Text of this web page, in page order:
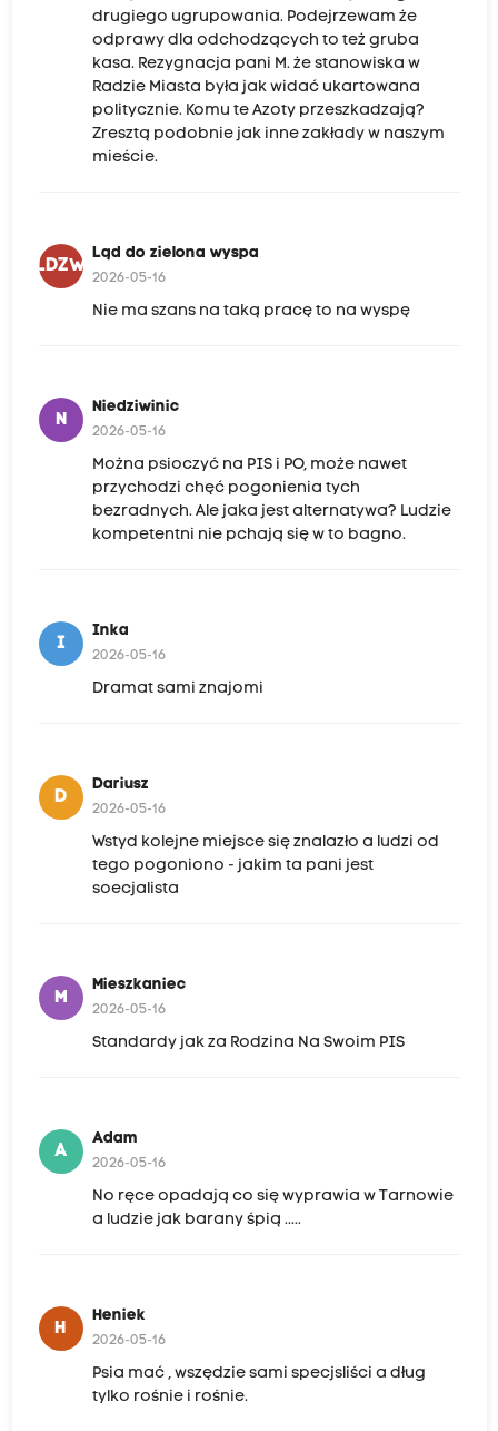
drugiego ugrupowania. Podejrzewam że
odprawy dla odchodzących to też gruba
kasa. Rezygnacja pani M. że stanowiska w
Radzie Miasta była jak widać ukartowana
politycznie. Komu te Azoty przeszkadzają?
Zresztą podobnie jak inne zakłady w naszym
mieście.
LDZW
Ląd do zielona wyspa
2026-05-16
Nie ma szans na taką pracę to na wyspę
N
Niedziwinic
2026-05-16
Można psioczyć na PIS i PO, może nawet
przychodzi chęć pogonienia tych
bezradnych. Ale jaka jest alternatywa? Ludzie
kompetentni nie pchają się w to bagno.
I
Inka
2026-05-16
Dramat sami znajomi
D
Dariusz
2026-05-16
Wstyd kolejne miejsce się znalazło a ludzi od
tego pogoniono - jakim ta pani jest
soecjalista
M
Mieszkaniec
2026-05-16
Standardy jak za Rodzina Na Swoim PIS
A
Adam
2026-05-16
No ręce opadają co się wyprawia w Tarnowie
a ludzie jak barany śpią .....
H
Heniek
2026-05-16
Psia mać , wszędzie sami specjsliści a dług
tylko rośnie i rośnie.